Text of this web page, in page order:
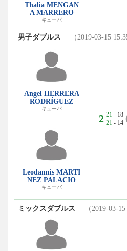
Thalia MENGAN
A MARRERO
キューバ
男子ダブルス （2019-03-15
Angel HERRERA
RODRÍGUEZ
キューバ
Leodannis MARTI
NEZ PALACIO
キューバ
2 21 - 18
21 - 14
ミックスダブルス （2019-03-15